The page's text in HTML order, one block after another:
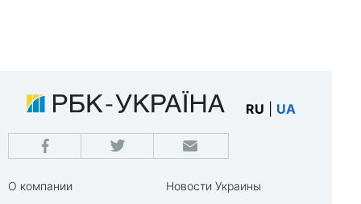
RU UA
О компании
Новости Украины